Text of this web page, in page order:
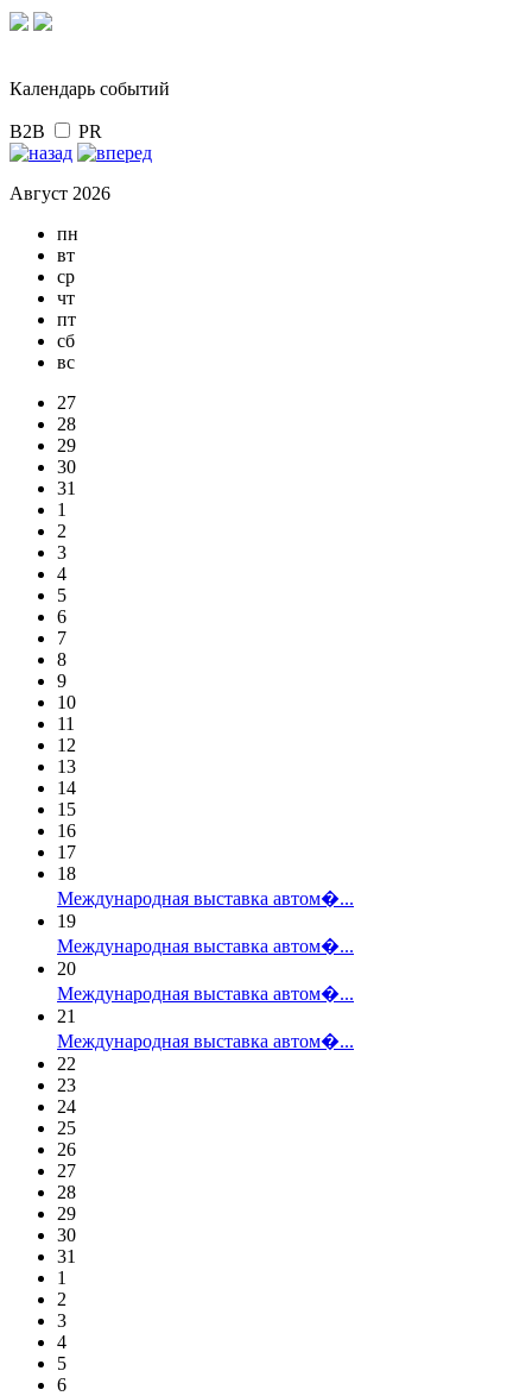
Календарь событий
B2B PR
Август 2026
пн
вт
ср
чт
пт
сб
вс
27
28
29
30
31
1
2
3
4
5
6
7
8
9
10
11
12
13
14
15
16
17
18
Международная выставка автом�...
19
Международная выставка автом�...
20
Международная выставка автом�...
21
Международная выставка автом�...
22
23
24
25
26
27
28
29
30
31
1
2
3
4
5
6